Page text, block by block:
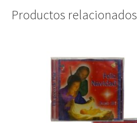
Productos relacionados